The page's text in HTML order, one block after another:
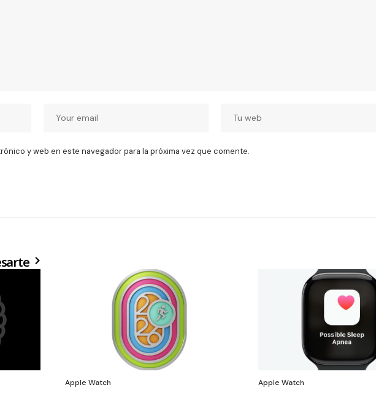
y web en este navegador para la próxima vez que comente.
Apple Watch Apple Watch